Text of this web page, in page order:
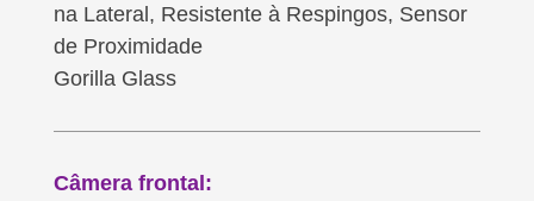
na Lateral, Resistente à Respingos, Sensor
de Proximidade
Gorilla Glass
Câmera frontal: